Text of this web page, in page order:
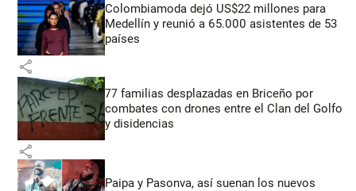
Colombiamoda dejó US$22 millones para
Medellín y reunió a 65.000 asistentes de 53
países
share
77 familias desplazadas en Briceño por
combates con drones entre el Clan del Golfo
y disidencias
share
Paipa y Pasonva, así suenan los nuevos